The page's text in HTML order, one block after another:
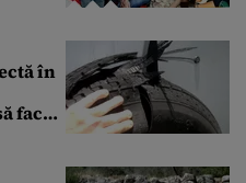
în
facă